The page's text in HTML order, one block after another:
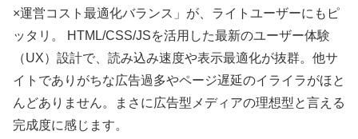
×運営コスト最適化バランス」が、ライトユーザーにもピ
ッタリ。 HTML/CSS/JSを活用した最新のユーザー体験
（UX）設計で、読み込み速度や表示最適化が抜群。他サ
イトでありがちな広告過多やページ遅延のイライラがほと
んどありません。まさに広告型メディアの理想型と言える
完成度に感じます。